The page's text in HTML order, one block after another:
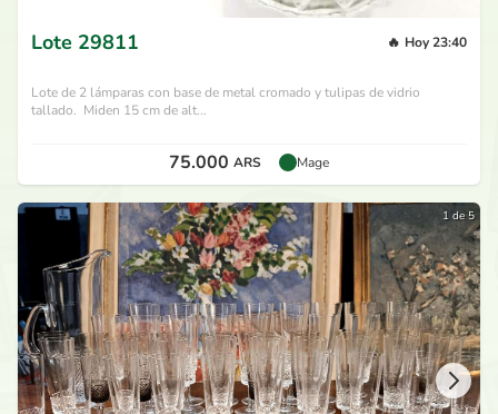
Lote 29811 🔥 Hoy 23:40
Lote de 2 lámparas con base de metal cromado y tulipas de vidrio
tallado. Miden 15 cm de alt...
75.000 ARS Mage
1 de 5